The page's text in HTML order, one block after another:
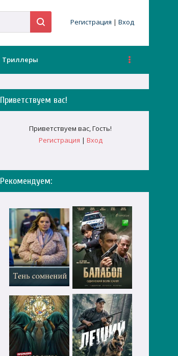
Регистрация | Вход
Триллеры
Приветствуем вас!
Приветствуем вас,Гость!
Регистрация | Вход
Рекомендуем: